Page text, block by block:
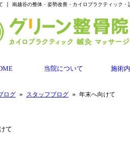
| 南越谷の整体・姿勢改善・カイロプラクティック・
当院について 施術
ログ » スタッフブログ » 年末へ向けて
て